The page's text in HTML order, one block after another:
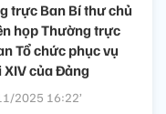
trực Ban Bí thư chủ
họp Thường trực
Tổ chức phục vụ
của Đảng
2025 16:22’